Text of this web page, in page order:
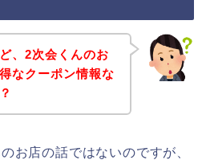
、2次会くんのお
なクーポン情報な
お店の話ではないのですが、